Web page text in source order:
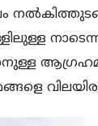
നാടെന്ന